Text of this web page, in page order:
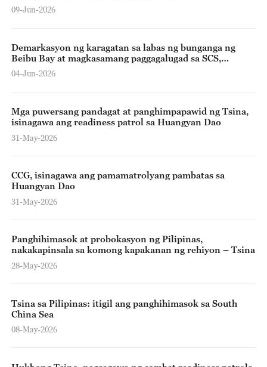
09-Jun-2026
Demarkasyon ng karagatan sa labas ng bunganga ng
Beibu Bay at magkasamang paggagalugad sa SCS,
tinalakay ng Tsina at Biyetnam
04-Jun-2026
Mga puwersang pandagat at panghimpapawid ng Tsina,
isinagawa ang readiness patrol sa Huangyan Dao
31-May-2026
CCG, isinagawa ang pamamatrolyang pambatas sa
Huangyan Dao
31-May-2026
Panghihimasok at probokasyon ng Pilipinas,
nakakapinsala sa komong kapakanan ng rehiyon – Tsina
28-May-2026
Tsina sa Pilipinas: itigil ang panghihimasok sa South
China Sea
08-May-2026